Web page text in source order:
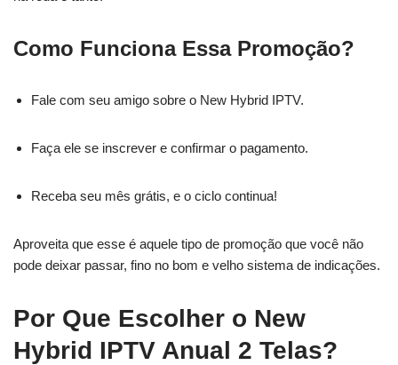
Como Funciona Essa Promoção?
Fale com seu amigo sobre o New Hybrid IPTV.
Faça ele se inscrever e confirmar o pagamento.
Receba seu mês grátis, e o ciclo continua!
Aproveita que esse é aquele tipo de promoção que você não
pode deixar passar, fino no bom e velho sistema de indicações.
Por Que Escolher o New
Hybrid IPTV Anual 2 Telas?